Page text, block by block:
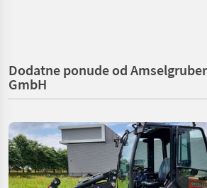
Dodatne ponude od
GmbH